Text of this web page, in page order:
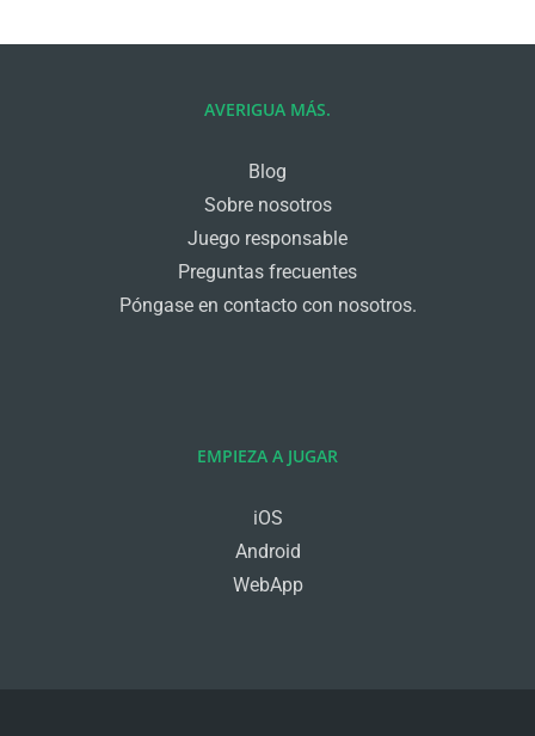
AVERIGUA MÁS.
Blog
Sobre nosotros
Juego responsable
Preguntas frecuentes
Póngase en contacto con nosotros.
EMPIEZA A JUGAR
iOS
Android
WebApp